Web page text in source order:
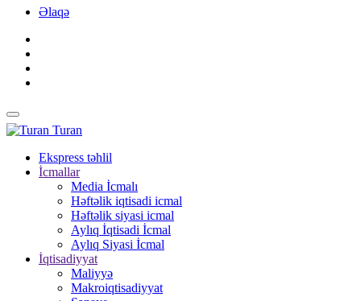
Əlaqə
Turan
Ekspress təhlil
İcmallar
Media İcmalı
Həftəlik iqtisadi icmal
Həftəlik siyasi icmal
Aylıq İqtisadi İcmal
Aylıq Siyasi İcmal
İqtisadiyyat
Maliyyə
Makroiqtisadiyyat